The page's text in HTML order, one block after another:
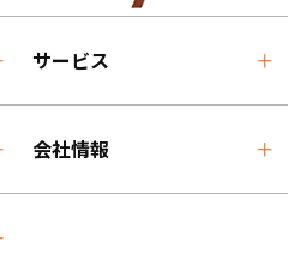
サービス
会社情報